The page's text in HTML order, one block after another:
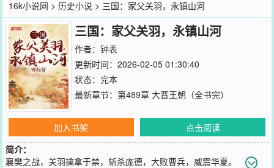
16k小说网 > 历史小说 > 三国：家父关羽，永镇山河
三国：家父关羽，永镇山河
作者： 钟表
更新时间：2026-02-05 01:30:40
状态：完本
最新章节： 第489章 大晋王朝（全书完）
加入书架
点击阅读
简介：
襄樊之战，关羽擒拿于禁，斩杀庞德，大败曹兵，威震华夏。